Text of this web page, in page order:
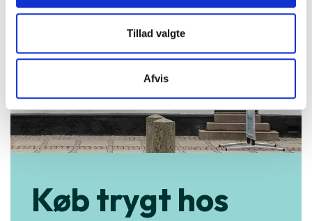
Tillad valgte
Afvis
Køb trygt hos